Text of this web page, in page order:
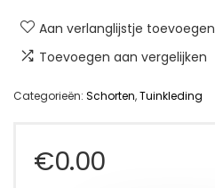
Aan verlanglijstje toevoegen
Toevoegen aan vergelijken
Categorieën: Schorten,Tuinkleding
€0.00